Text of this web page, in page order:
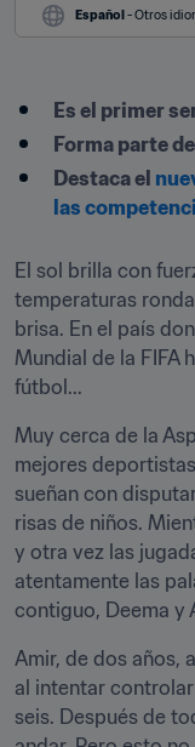
Español - Otros
Es el primer
Forma parte
Destaca el
las
El sol brilla con
temperaturas
brisa. En el país
Mundial de la FIFA
fútbol...
Muy cerca de la
mejores
sueñan con
risas de niños.
y otra vez las
atentamente las
contiguo, Deema y
Amir, de dos años,
al intentar
seis. Después de